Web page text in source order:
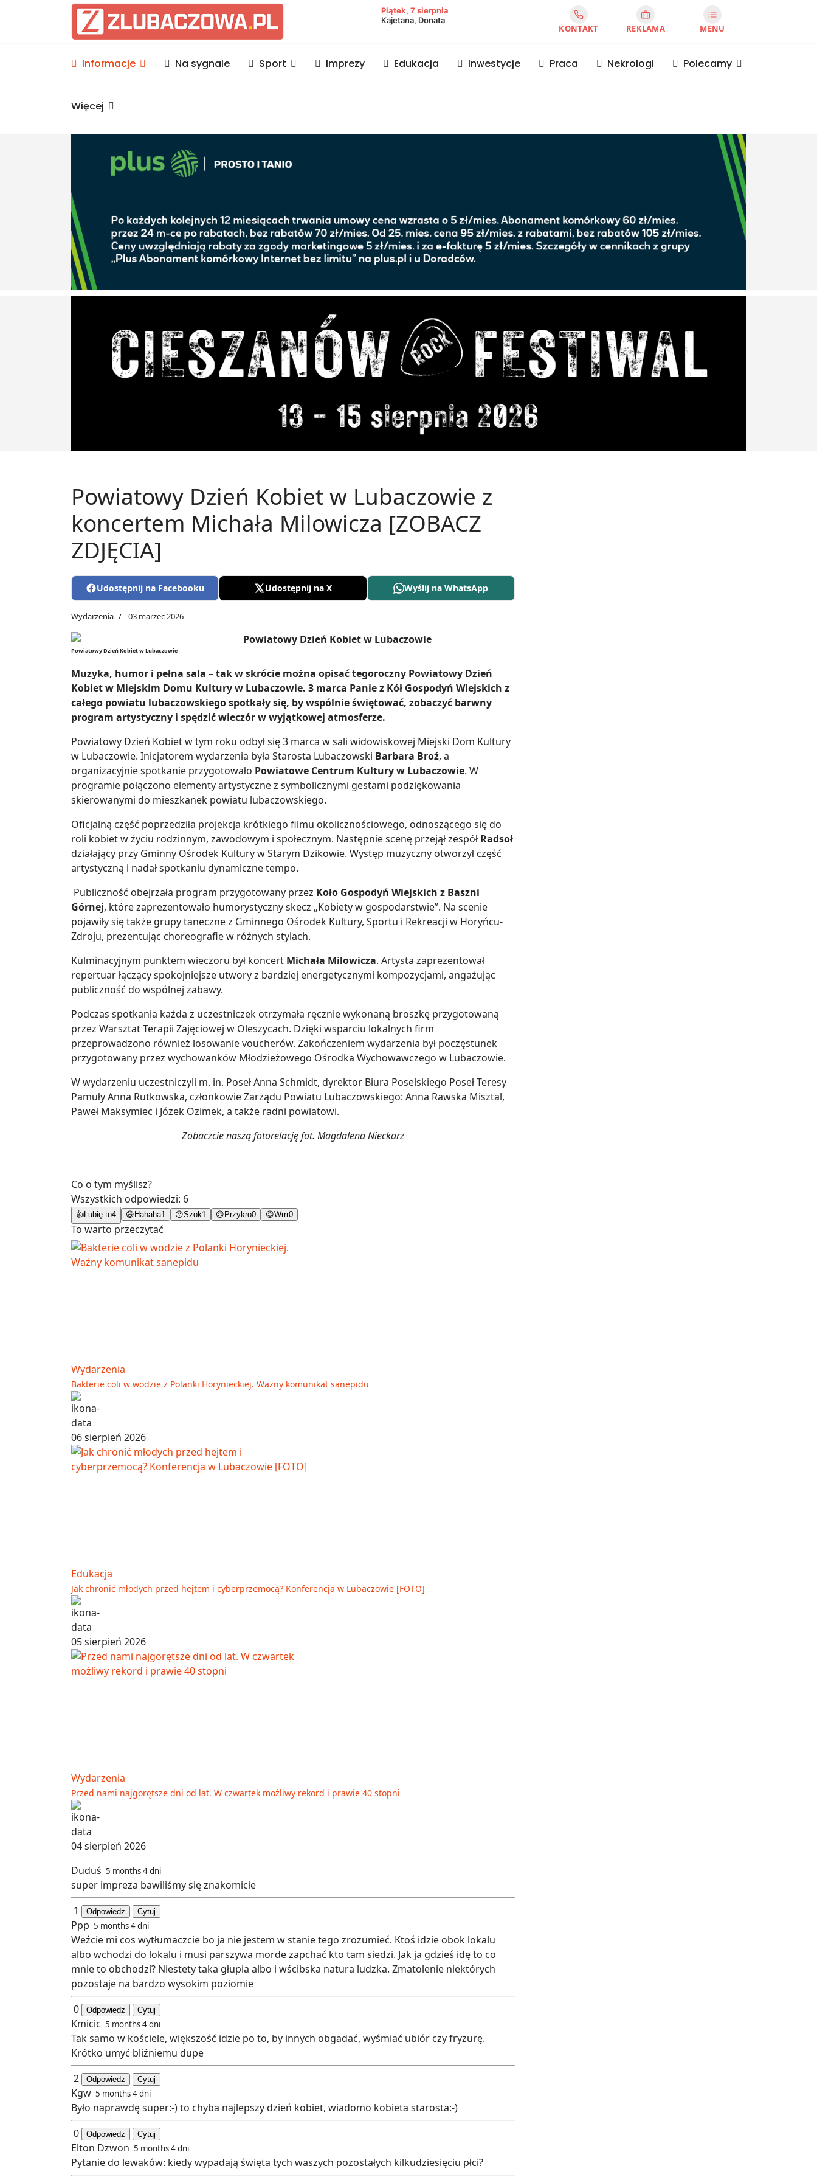
Informacje Lubaczów, powiat lubaczowski
Piątek, 7 sierpnia
Kajetana, Donata
KONTAKT REKLAMA MENU
Informacje Na sygnale Sport Imprezy Edukacja Inwestycje Praca Nekrologi Polecamy
Więcej
Powiatowy Dzień Kobiet w Lubaczowie z
koncertem Michała Milowicza [ZOBACZ
ZDJĘCIA]
Udostępnij na Facebooku Udostępnij na X Wyślij na WhatsApp
Wydarzenia 03 marzec 2026
Powiatowy Dzień Kobiet w Lubaczowie
Muzyka, humor i pełna sala – tak w skrócie można opisać tegoroczny Powiatowy Dzień
Kobiet w Miejskim Domu Kultury w Lubaczowie. 3 marca Panie z Kół Gospodyń Wiejskich z
całego powiatu lubaczowskiego spotkały się, by wspólnie świętować, zobaczyć barwny
program artystyczny i spędzić wieczór w wyjątkowej atmosferze.
Powiatowy Dzień Kobiet w tym roku odbył się 3 marca w sali widowiskowej Miejski Dom Kultury
w Lubaczowie. Inicjatorem wydarzenia była Starosta Lubaczowski Barbara Broź, a
organizacyjnie spotkanie przygotowało Powiatowe Centrum Kultury w Lubaczowie. W
programie połączono elementy artystyczne z symbolicznymi gestami podziękowania
skierowanymi do mieszkanek powiatu lubaczowskiego.
Oficjalną część poprzedziła projekcja krótkiego filmu okolicznościowego, odnoszącego się do
roli kobiet w życiu rodzinnym, zawodowym i społecznym. Następnie scenę przejął zespół Radsoł
działający przy Gminny Ośrodek Kultury w Starym Dzikowie. Występ muzyczny otworzył część
artystyczną i nadał spotkaniu dynamiczne tempo.
Publiczność obejrzała program przygotowany przez Koło Gospodyń Wiejskich z Baszni
Górnej, które zaprezentowało humorystyczny skecz „Kobiety w gospodarstwie”. Na scenie
pojawiły się także grupy taneczne z Gminnego Ośrodek Kultury, Sportu i Rekreacji w Horyńcu-
Zdroju, prezentując choreografie w różnych stylach.
Kulminacyjnym punktem wieczoru był koncert Michała Milowicza. Artysta zaprezentował
repertuar łączący spokojniejsze utwory z bardziej energetycznymi kompozycjami, angażując
publiczność do wspólnej zabawy.
Podczas spotkania każda z uczestniczek otrzymała ręcznie wykonaną broszkę przygotowaną
przez Warsztat Terapii Zajęciowej w Oleszycach. Dzięki wsparciu lokalnych firm
przeprowadzono również losowanie voucherów. Zakończeniem wydarzenia był poczęstunek
przygotowany przez wychowanków Młodzieżowego Ośrodka Wychowawczego w Lubaczowie.
W wydarzeniu uczestniczyli m. in. Poseł Anna Schmidt, dyrektor Biura Poselskiego Poseł Teresy
Pamuły Anna Rutkowska, członkowie Zarządu Powiatu Lubaczowskiego: Anna Rawska Misztal,
Paweł Maksymiec i Józek Ozimek, a także radni powiatowi.
Zobaczcie naszą fotorelację fot. Magdalena Nieckarz
Co o tym myślisz?
Wszystkich odpowiedzi: 6
👍Lubię to4 😄 Hahaha1 😯Szok1 😢 Przykro0 😡Wrrr0
To warto przeczytać
Wydarzenia
Bakterie coli w wodzie z Polanki Horynieckiej. Ważny komunikat sanepidu
06 sierpień 2026
Edukacja
Jak chronić młodych przed hejtem i cyberprzemocą? Konferencja w Lubaczowie [FOTO]
05 sierpień 2026
Wydarzenia
Przed nami najgorętsze dni od lat. W czwartek możliwy rekord i prawie 40 stopni
04 sierpień 2026
Duduś 5 months 4 dni
super impreza bawiliśmy się znakomicie
1
Odpowiedz Cytuj
Ppp 5 months 4 dni
Weźcie mi cos wytłumaczcie bo ja nie jestem w stanie tego zrozumieć. Ktoś idzie obok lokalu
albo wchodzi do lokalu i musi parszywa morde zapchać kto tam siedzi. Jak ja gdzieś idę to co
mnie to obchodzi? Niestety taka głupia albo i wścibska natura ludzka. Zmatolenie niektórych
pozostaje na bardzo wysokim poziomie
0
Odpowiedz Cytuj
Kmicic 5 months 4 dni
Tak samo w kościele, większość idzie po to, by innych obgadać, wyśmiać ubiór czy fryzurę.
Krótko umyć bliźniemu dupe
2
Odpowiedz Cytuj
Kgw 5 months 4 dni
Było naprawdę super:-) to chyba najlepszy dzień kobiet, wiadomo kobieta starosta:-)
0
Odpowiedz Cytuj
Elton Dzwon 5 months 4 dni
Pytanie do lewaków: kiedy wypadają święta tych waszych pozostałych kilkudziesięciu płci?